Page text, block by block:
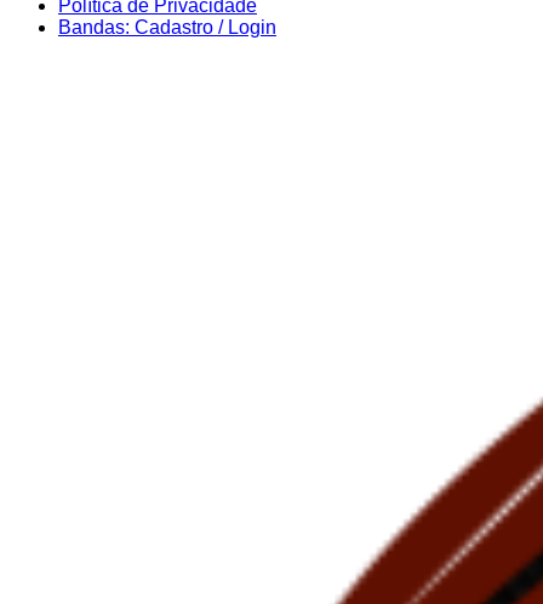
Política de Privacidade
Bandas: Cadastro / Login